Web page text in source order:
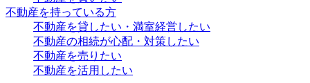
不動産を持っている方
不動産を貸したい・満室経営したい
不動産の相続が心配・対策したい
不動産を売りたい
不動産を活用したい